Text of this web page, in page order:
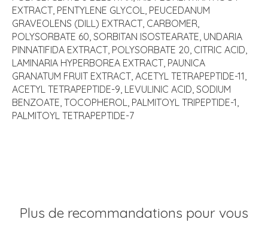
EXTRACT, PENTYLENE GLYCOL, PEUCEDANUM
GRAVEOLENS (DILL) EXTRACT, CARBOMER,
POLYSORBATE 60, SORBITAN ISOSTEARATE, UNDARIA
PINNATIFIDA EXTRACT, POLYSORBATE 20, CITRIC ACID,
LAMINARIA HYPERBOREA EXTRACT, PAUNICA
GRANATUM FRUIT EXTRACT, ACETYL TETRAPEPTIDE-11,
ACETYL TETRAPEPTIDE-9, LEVULINIC ACID, SODIUM
BENZOATE, TOCOPHEROL, PALMITOYL TRIPEPTIDE-1,
PALMITOYL TETRAPEPTIDE-7
Plus de recommandations pour vous